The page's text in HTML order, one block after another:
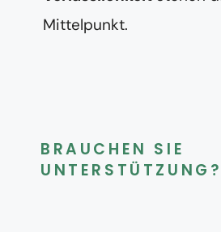
Mittelpunkt.
BRAUCHEN SIE
UNTERSTÜTZUNG?